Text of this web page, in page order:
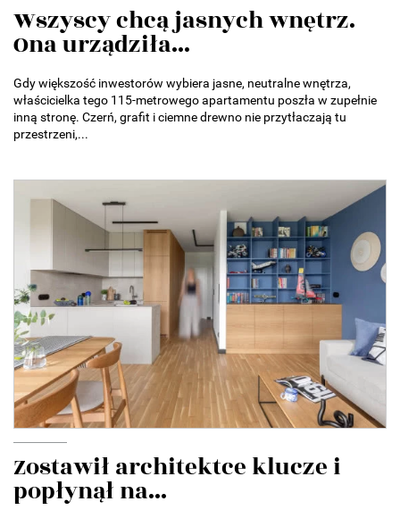
Wszyscy chcą jasnych wnętrz.
Ona urządziła...
Gdy większość inwestorów wybiera jasne, neutralne wnętrza,
właścicielka tego 115-metrowego apartamentu poszła w zupełnie
inną stronę. Czerń, grafit i ciemne drewno nie przytłaczają tu
przestrzeni,...
Zostawił architektce klucze i
popłynął na...